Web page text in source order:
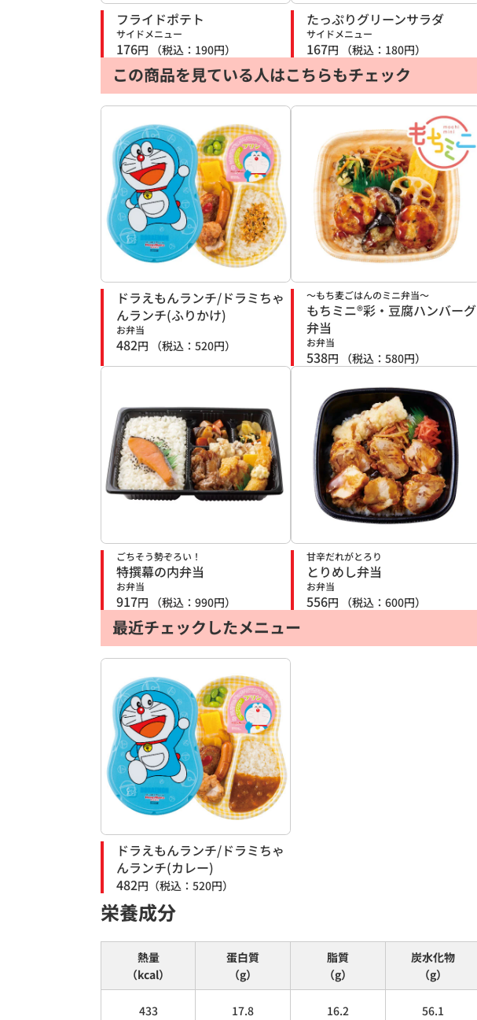
フライドポテト
サイドメニュー
176円 （税込： 190円）
たっぷりグリーンサラダ
サイドメニュー
167円 （税込： 180円）
この商品を見ている人はこちらもチェック
ドラえもんランチ/ドラミちゃ
んランチ(ふりかけ)
お弁当
482円 （税込： 520円）
～もち麦ごはんのミニ弁当～
もちミニ®彩・豆腐ハンバーグ
弁当
お弁当
538円 （税込： 580円）
ごちそう勢ぞろい！
特撰幕の内弁当
お弁当
917円 （税込： 990円）
甘辛だれがとろり
とりめし弁当
お弁当
556円 （税込： 600円）
最近チェックしたメニュー
ドラえもんランチ/ドラミちゃ
んランチ(カレー)
482円 （税込： 520円）
栄養成分
熱量
（kcal）
433
蛋白質
（g）
17.8
脂質
（g）
16.2
炭水化物
（g）
56.1